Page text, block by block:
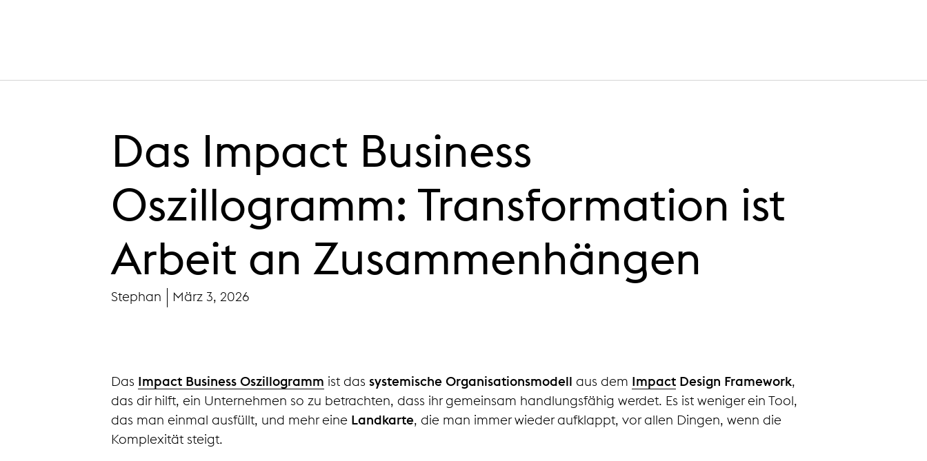
Das Impact Business
Oszillogramm: Transformation ist
Arbeit an Zusammenhängen
Stephan März 3, 2026
Das Impact Business Oszillogramm ist dassystemische Organisationsmodell aus dem Impact Design Framework,
das dir hilft, ein Unternehmen so zu betrachten, dass ihr gemeinsam handlungsfähig werdet. Es ist weniger ein Tool,
das man einmal ausfüllt, und mehr eine Landkarte, die man immer wieder aufklappt, vor allen Dingen, wenn die
Komplexität steigt.